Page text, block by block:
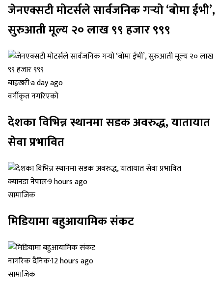
जेनएक्सटी मोटर्सले सार्वजनिक गर्‍यो ‘बोमा ईभी’,
सुरुआती मूल्य २० लाख ९९ हजार ९९९
बाह्रखरी·a day ago
वर्गीकृत नगरिएको
देशका विभिन्न स्थानमा सडक अवरुद्ध, यातायात
सेवा प्रभावित
क्यानडा नेपाल·9 hours ago
सामाजिक
मिडियामा बहुआयामिक संकट
नागरिक दैनिक·12 hours ago
सामाजिक